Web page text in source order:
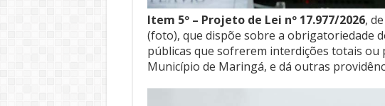
Item 5º – Projeto de Lei nº 17.977/2026,
(foto), que dispõe sobre a obrigatoriedade
públicas que sofrerem interdições totais
Município de Maringá, e dá outras